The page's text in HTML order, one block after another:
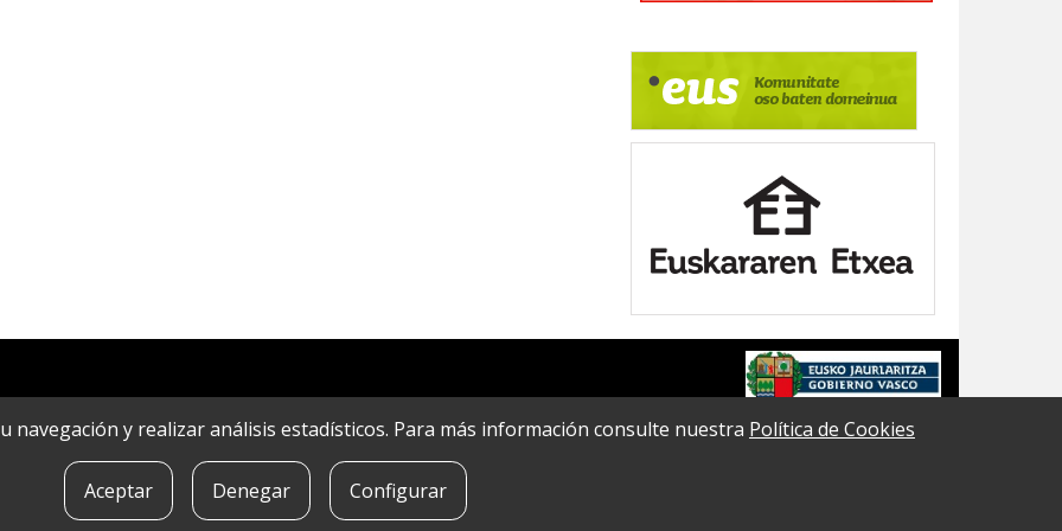
POLíTICA DE COOKIES | CONTACTO
navegación y realizar análisis estadísticos. Para más información consulte nuestra Política de Cookies
Aceptar Denegar Configurar